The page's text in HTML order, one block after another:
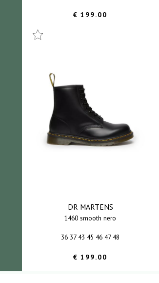
€ 199.00
DR MARTENS
1460 smooth nero
36 37 43 45 46 47 48
€ 199.00